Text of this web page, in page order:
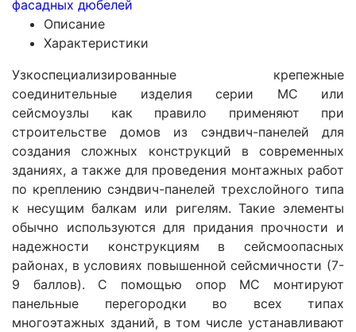
фасадных дюбелей
Описание
Характеристики
Узкоспециализированные крепежные
соединительные изделия серии МС или
сейсмоузлы как правило применяют при
строительстве домов из сэндвич-панелей для
создания сложных конструкций в современных
зданиях, а также для проведения монтажных работ
по креплению сэндвич-панелей трехслойного типа
к несущим балкам или ригелям. Такие элементы
обычно используются для придания прочности и
надежности конструкциям в сейсмоопасных
районах, в условиях повышенной сейсмичности (7-
9 баллов). С помощью опор МС монтируют
панельные перегородки во всех типах
многоэтажных зданий, в том числе устанавливают